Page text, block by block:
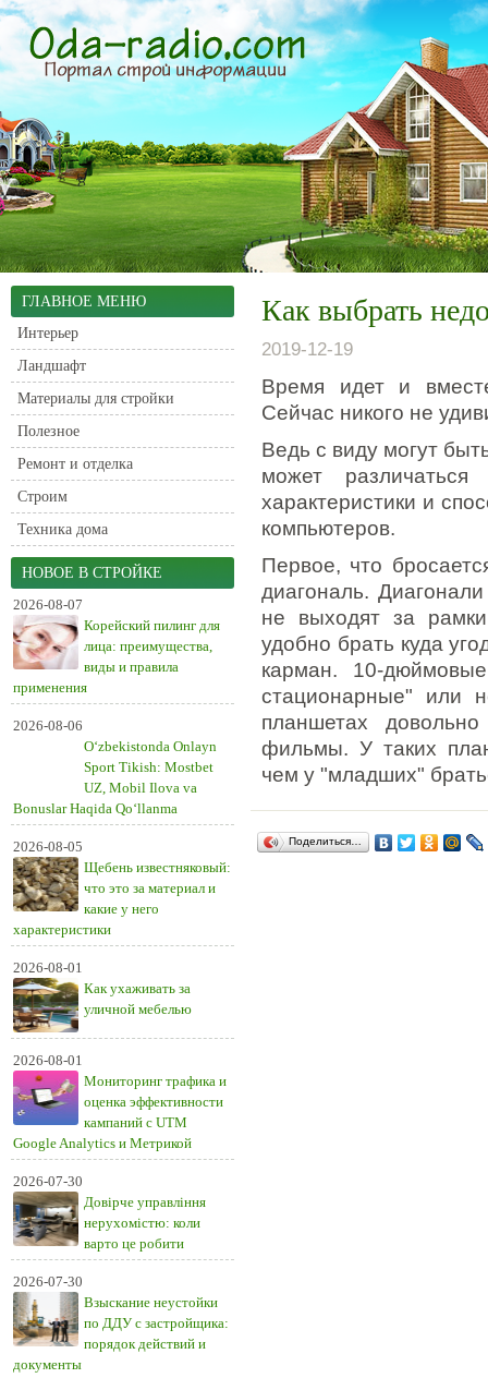
ГЛАВНОЕ МЕНЮ
Интерьер
Ландшафт
Материалы для стройки
Полезное
Ремонт и отделка
Строим
Техника дома
НОВОЕ В СТРОЙКЕ
2026-08-07
Корейский пилинг для
лица: преимущества,
виды и правила
применения
2026-08-06
O‘zbekistonda Onlayn
Sport Tikish: Mostbet
UZ, Mobil Ilova va
Bonuslar Haqida Qo‘llanma
2026-08-05
Щебень известняковый:
что это за материал и
какие у него
характеристики
2026-08-01
Как ухаживать за
уличной мебелью
2026-08-01
Мониторинг трафика и
оценка эффективности
кампаний с UTM
Google Analytics и Метрикой
2026-07-30
Довірче управління
нерухомістю: коли
варто це робити
2026-07-30
Взыскание неустойки
по ДДУ с застройщика:
порядок действий и
документы
Как выбрать
2019-12-19
Время идет и
Сейчас никого не
Ведь с виду могут
может
характеристики и
компьютеров.
Первое, что
диагональ.
не выходят за
удобно брать куда
карман. 10-
стационарные" или
планшетах
фильмы. У таких
чем у "младших"
Поделиться…